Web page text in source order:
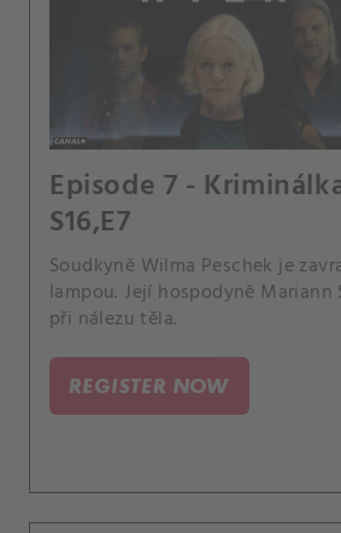
Episode 7 -
S16,E7
Soudkyně Wilma Peschek je
lampou. Její hospodyně Mariann
při nálezu těla.
REGISTER NOW